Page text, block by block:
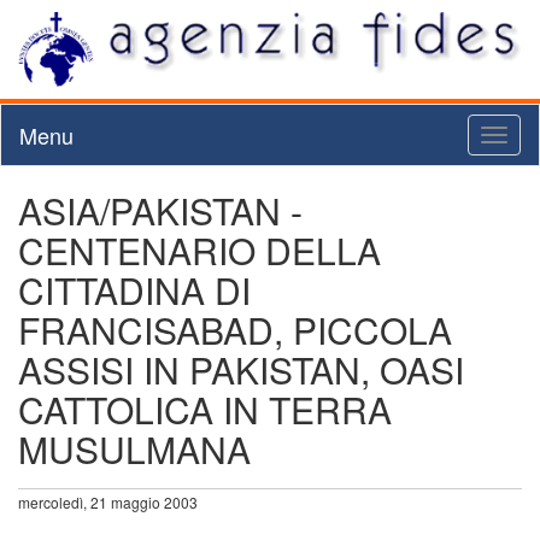
Menu
ASIA/PAKISTAN -
CENTENARIO DELLA
CITTADINA DI
FRANCISABAD, PICCOLA
ASSISI IN PAKISTAN, OASI
CATTOLICA IN TERRA
MUSULMANA
mercoledì, 21 maggio 2003